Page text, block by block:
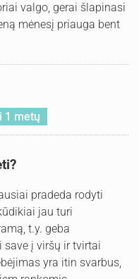
valgo, gerai šlapinasi
mėnesį priauga bent
1 metų
pradeda rodyti
jau turi
t.y. geba
į viršų ir tvirtai
yra itin svarbus,